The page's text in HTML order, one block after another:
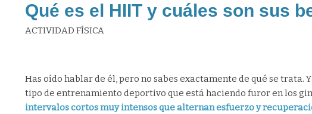
Qué es el HIIT y cuáles son sus
ACTIVIDAD FÍSICA
Has oído hablar de él, pero no sabes exactamente de qué se trata. Y
tipo de entrenamiento deportivo que está haciendo furor en los
intervalos cortos muy intensos que alternan esfuerzo y